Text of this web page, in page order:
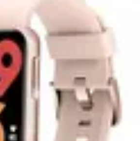
Astuces Nautiques PaddleNavigation